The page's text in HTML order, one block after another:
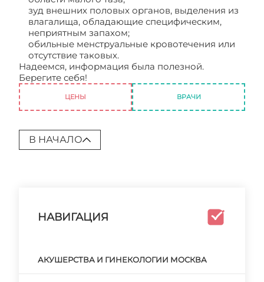
зуд внешних половых органов, выделения из
влагалища, обладающие специфическим,
неприятным запахом;
обильные менструальные кровотечения или
отсутствие таковых.
Надеемся, информация была полезной.
Берегите себя!
ЦЕНЫ ВРАЧИ
В НАЧАЛО
НАВИГАЦИЯ
АКУШЕРСТВА И ГИНЕКОЛОГИИ МОСКВА